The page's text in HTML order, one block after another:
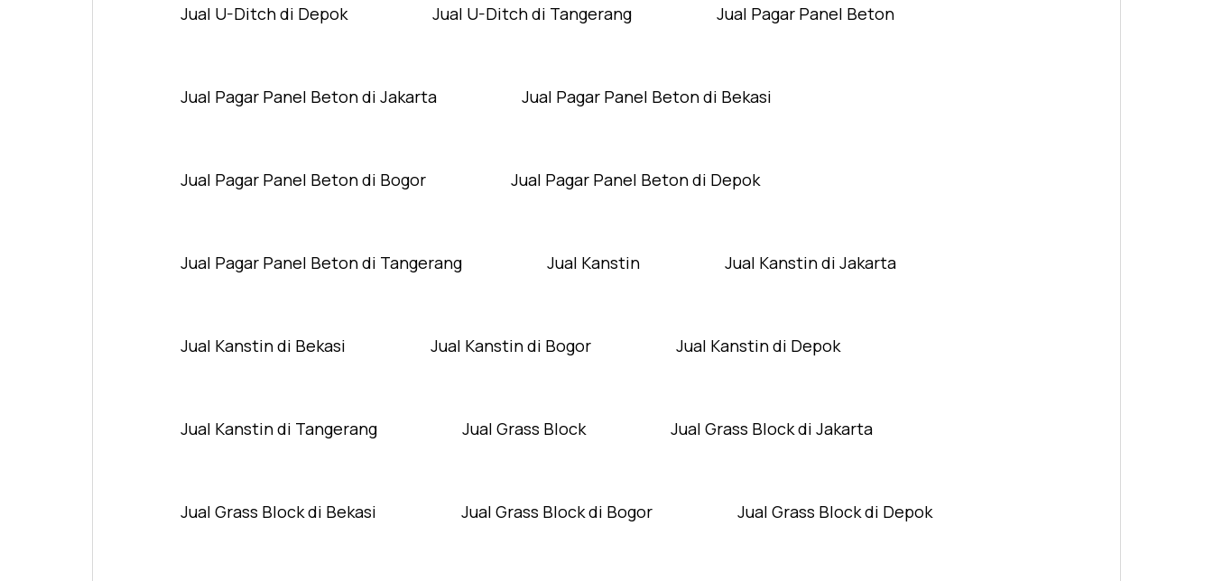
Jual U-Ditch di Depok Jual U-Ditch di Tangerang Jual Pagar Panel Beton
Jual Pagar Panel Beton di Jakarta Jual Pagar Panel Beton di Bekasi
Jual Pagar Panel Beton di Bogor Jual Pagar Panel Beton di Depok
Jual Pagar Panel Beton di Tangerang Jual Kanstin Jual Kanstin di Jakarta
Jual Kanstin di Bekasi Jual Kanstin di Bogor Jual Kanstin di Depok
Jual Kanstin di Tangerang Jual Grass Block Jual Grass Block di Jakarta
Jual Grass Block di Bekasi Jual Grass Block di Bogor Jual Grass Block di Depok